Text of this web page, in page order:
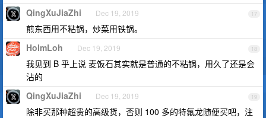
17
QingXuJiaZhi Dec 19, 2019
煎东西用不粘锅，炒菜用铁锅。
18
HolmLoh Dec 19, 2019
我见到 B 乎上说 麦饭石其实就是普通的不粘锅，用久了还是会
沾的
19
QingXuJiaZhi Dec 19, 2019
除非买那种超贵的高级货，否则 100 多的特氟龙随便买吧，注